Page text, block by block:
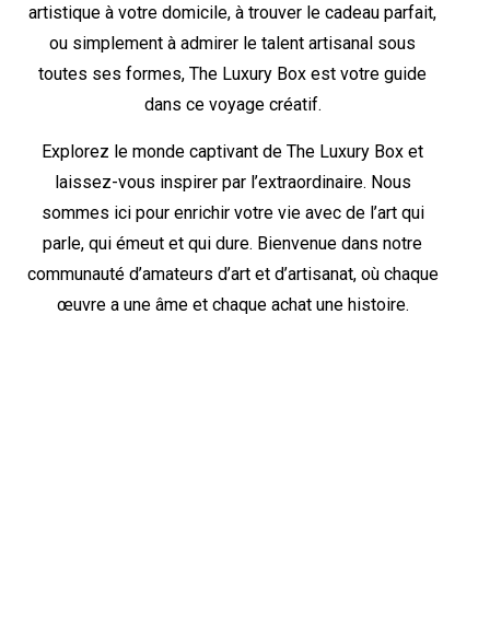
artistique à votre domicile, à trouver le cadeau parfait,
ou simplement à admirer le talent artisanal sous
toutes ses formes, The Luxury Box est votre guide
dans ce voyage créatif.
Explorez le monde captivant de The Luxury Box et
laissez-vous inspirer par l’extraordinaire. Nous
sommes ici pour enrichir votre vie avec de l’art qui
parle, qui émeut et qui dure. Bienvenue dans notre
communauté d’amateurs d’art et d’artisanat, où chaque
œuvre a une âme et chaque achat une histoire.